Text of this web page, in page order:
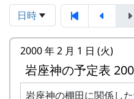
日時
2000 年 2 月 1 日 (火)
岩座神の予定表
岩座神の棚田に関係し